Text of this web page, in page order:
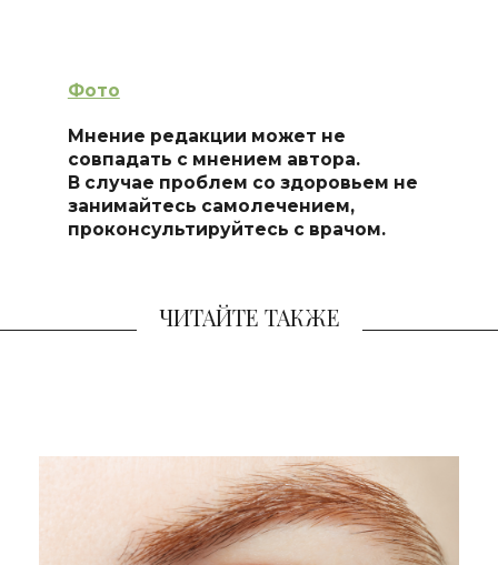
Фото
Мнение редакции может не
совпадать с мнением автора.
В случае проблем со здоровьем не
занимайтесь самолечением,
проконсультируйтесь с врачом.
ЧИТАЙТЕ ТАКЖЕ